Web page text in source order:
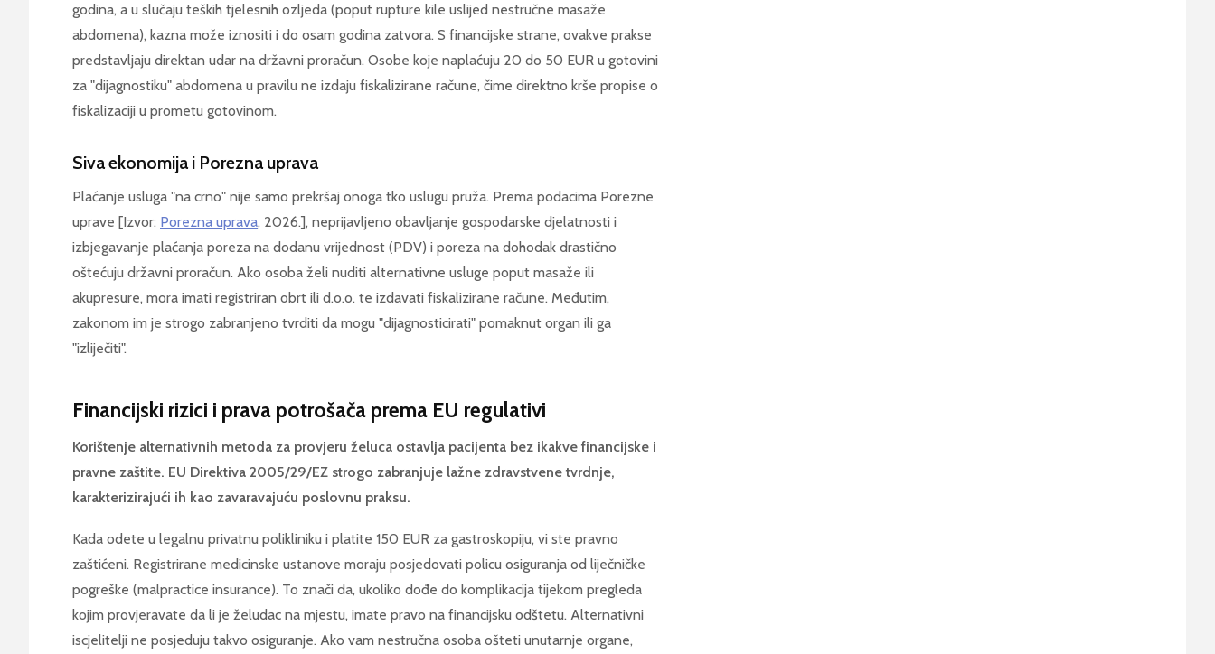
godina, a u slučaju teških tjelesnih ozljeda (poput rupture kile uslijed nestručne masaže
abdomena), kazna može iznositi i do osam godina zatvora. S financijske strane, ovakve prakse
predstavljaju direktan udar na državni proračun. Osobe koje naplaćuju 20 do 50 EUR u gotovini
za "dijagnostiku" abdomena u pravilu ne izdaju fiskalizirane račune, čime direktno krše propise o
fiskalizaciji u prometu gotovinom.
Siva ekonomija i Porezna uprava
Plaćanje usluga "na crno" nije samo prekršaj onoga tko uslugu pruža. Prema podacima Porezne
uprave [Izvor: Porezna uprava, 2026.], neprijavljeno obavljanje gospodarske djelatnosti i
izbjegavanje plaćanja poreza na dodanu vrijednost (PDV) i poreza na dohodak drastično
oštećuju državni proračun. Ako osoba želi nuditi alternativne usluge poput masaže ili
akupresure, mora imati registriran obrt ili d.o.o. te izdavati fiskalizirane račune. Međutim,
zakonom im je strogo zabranjeno tvrditi da mogu "dijagnosticirati" pomaknut organ ili ga
"izliječiti".
Financijski rizici i prava potrošača prema EU regulativi
Korištenje alternativnih metoda za provjeru želuca ostavlja pacijenta bez ikakve financijske i
pravne zaštite. EU Direktiva 2005/29/EZ strogo zabranjuje lažne zdravstvene tvrdnje,
karakterizirajući ih kao zavaravajuću poslovnu praksu.
Kada odete u legalnu privatnu polikliniku i platite 150 EUR za gastroskopiju, vi ste pravno
zaštićeni. Registrirane medicinske ustanove moraju posjedovati policu osiguranja od liječničke
pogreške (malpractice insurance). To znači da, ukoliko dođe do komplikacija tijekom pregleda
kojim provjeravate da li je želudac na mjestu, imate pravo na financijsku odštetu. Alternativni
iscjelitelji ne posjeduju takvo osiguranje. Ako vam nestručna osoba ošteti unutarnje organe,